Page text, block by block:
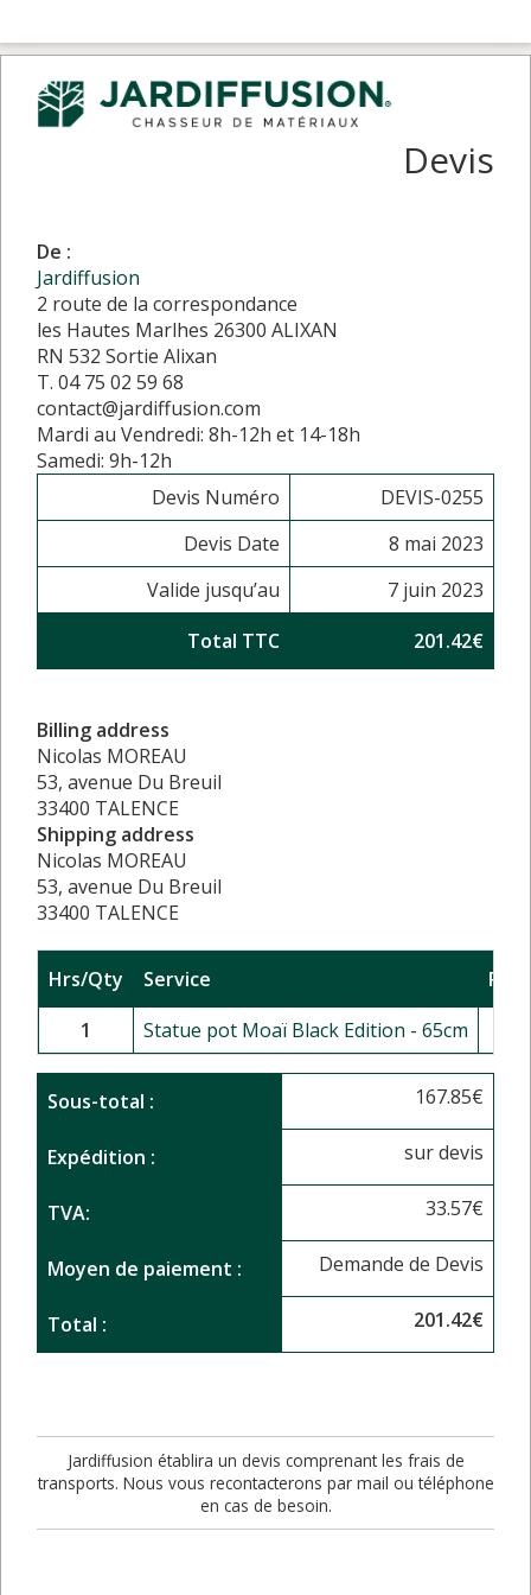
Devis
De :
Jardiffusion
2 route de la correspondance
les Hautes Marlhes 26300 ALIXAN
RN 532 Sortie Alixan
T. 04 75 02 59 68
contact@jardiffusion.com
Mardi au Vendredi: 8h-12h et 14-18h
Samedi: 9h-12h
Devis Numéro
DEVIS-0255
Devis Date
8 mai 2023
Valide jusqu’au
7 juin 2023
Total TTC
201.42€
Billing address
Nicolas MOREAU
53, avenue Du Breuil
33400 TALENCE
Shipping address
Nicolas MOREAU
53, avenue Du Breuil
33400 TALENCE
Hrs/Qty Service
1
Statue pot Moaï Black Edition - 65cm
Sous-total : 167.85€
Expédition : sur devis
TVA: 33.57€
Moyen de paiement : Demande de Devis
Total : 201.42€
Jardiffusion établira un devis comprenant les frais de
transports. Nous vous recontacterons par mail ou téléphone
en cas de besoin.